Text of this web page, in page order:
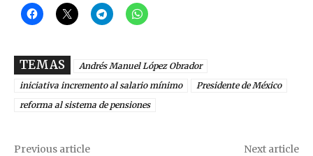
TEMAS
Andrés Manuel López Obrador
iniciativa incremento al salario mínimo
Presidente de México
reforma al sistema de pensiones
Previous article Next article